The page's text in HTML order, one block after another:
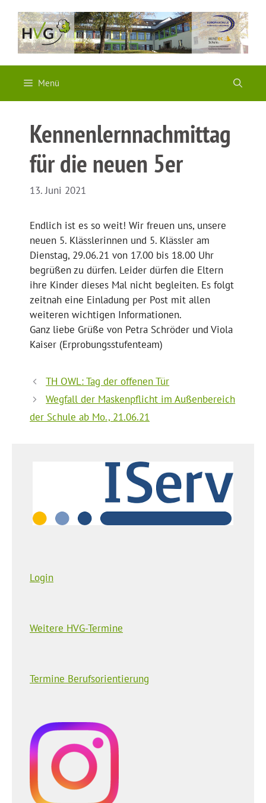
Inhalt
springen
Menü
Kennenlernnachmittag
für die neuen 5er
13. Juni 2021
Endlich ist es so weit! Wir freuen uns, unsere
neuen 5. Klässlerinnen und 5. Klässler am
Dienstag, 29.06.21 von 17.00 bis 18.00 Uhr
begrüßen zu dürfen. Leider dürfen die Eltern
ihre Kinder dieses Mal nicht begleiten. Es folgt
zeitnah eine Einladung per Post mit allen
weiteren wichtigen Informationen.
Ganz liebe Grüße von Petra Schröder und Viola
Kaiser (Erprobungsstufenteam)
TH OWL: Tag der offenen Tür
Wegfall der Maskenpflicht im Außenbereich
der Schule ab Mo., 21.06.21
Login
Weitere HVG-Termine
Termine Berufsorientierung